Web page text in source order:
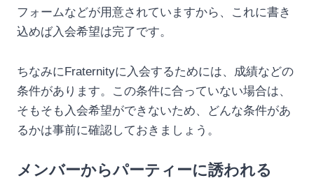
フォームなどが用意されていますから、これに書き
込めば入会希望は完了です。
ちなみにFraternityに入会するためには、成績などの
条件があります。この条件に合っていない場合は、
そもそも入会希望ができないため、どんな条件があ
るかは事前に確認しておきましょう。
メンバーからパーティーに誘われる